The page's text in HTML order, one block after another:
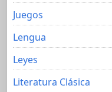
Juegos
Lengua
Leyes
Literatura Clásica